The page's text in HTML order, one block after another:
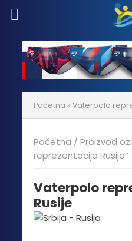
Početna » Vaterpolo
Početna / Proizvod
reprezentacija Rusije“
Vaterpolo
Rusije